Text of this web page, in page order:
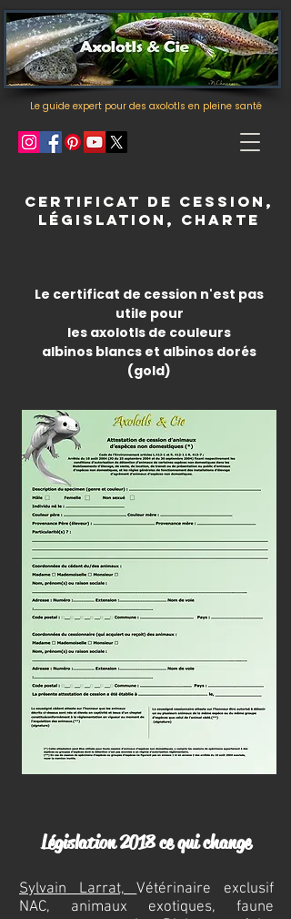
Le guide expert pour des axolotls en pleine santé
certificat de cession,
législation, charte
Le certificat de cession n'est pas
utile pour
les axolotls de couleurs
albinos blancs et albinos dorés
(gold)
Législation 2018 ce qui change
Sylvain Larrat,Vétérinaire exclusif
NAC, animaux exotiques, faune